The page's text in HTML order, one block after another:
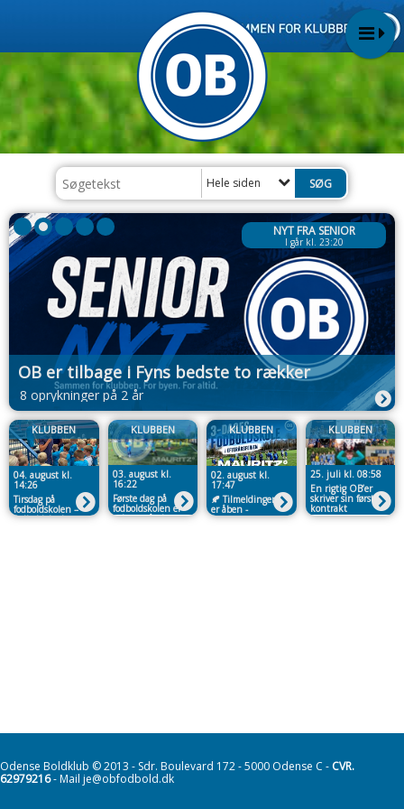
Hele siden
NYT FRA SENIOR
I går kl. 23:20
OB er tilbage i Fyns bedste to rækker
8 oprykninger på 2 år
KLUBBEN
04. august kl.
14:26
Tirsdag på
fodboldskolen –
fodboldglæde
KLUBBEN
03. august kl.
16:22
Første dag på
fodboldskolen er
veloverstået!
KLUBBEN
02. august kl.
17:47
🍂 Tilmeldingen
er åben -
KLUBBEN
25. juli kl. 08:58
En rigtig OB’er
skriver sin første
kontrakt
Odense Boldklub © 2013 - Sdr. Boulevard 172 - 5000 Odense C - CVR.
62979216- Mail je@obfodbold.dk